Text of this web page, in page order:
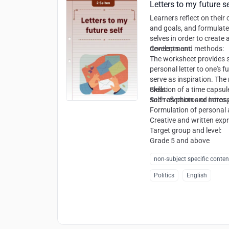
Letters to my future
Learners reflect on their
and goals, and
selves in order to create
development.
Contents and methods:
The worksheet provides
personal letter to one's
serve as inspiration.
creation of a time
such as photos or notes
Skills:
Self-reflection and
Formulation of personal
Creative and written
Target group and level:
Grade 5 and above
non-subject specific
Politics English